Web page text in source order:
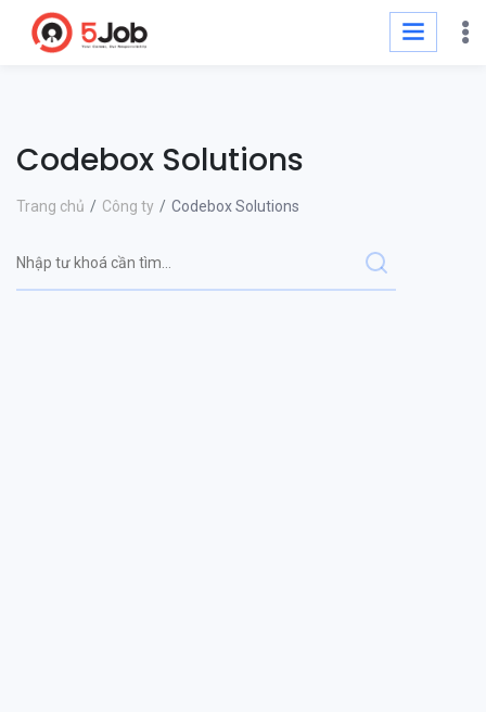
Codebox Solutions
Trang chủ Công ty Codebox Solutions